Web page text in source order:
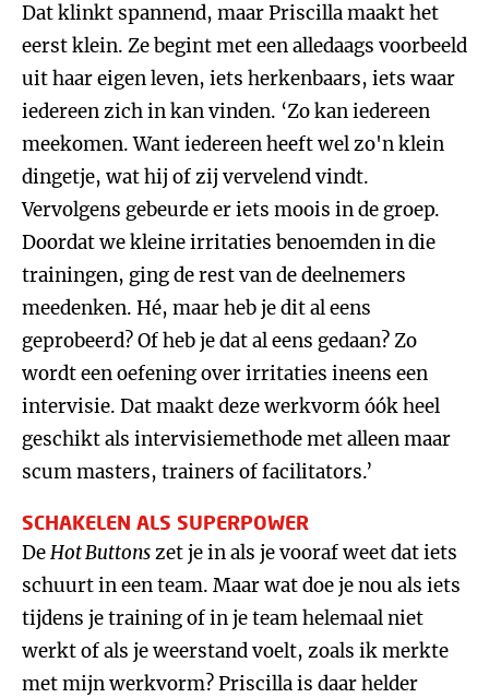
Dat klinkt spannend, maar Priscilla maakt het
eerst klein. Ze begint met een alledaags voorbeeld
uit haar eigen leven, iets herkenbaars, iets waar
iedereen zich in kan vinden. ‘Zo kan iedereen
meekomen. Want iedereen heeft wel zo'n klein
dingetje, wat hij of zij vervelend vindt.
Vervolgens gebeurde er iets moois in de groep.
Doordat we kleine irritaties benoemden in die
trainingen, ging de rest van de deelnemers
meedenken. Hé, maar heb je dit al eens
geprobeerd? Of heb je dat al eens gedaan? Zo
wordt een oefening over irritaties ineens een
intervisie. Dat maakt deze werkvorm óók heel
geschikt als intervisiemethode met alleen maar
scum masters, trainers of facilitators.’
SCHAKELEN ALS SUPERPOWER
DeHot Buttonszet je in als je vooraf weet dat iets
schuurt in een team. Maar wat doe je nou als iets
tijdens je training of in je team helemaal niet
werkt of als je weerstand voelt, zoals ik merkte
met mijn werkvorm? Priscilla is daar helder